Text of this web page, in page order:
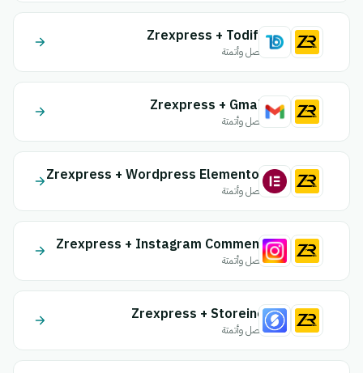
Zrexpress + Todify
اتصل وأتمتة
Zrexpress + Gmail
اتصل وأتمتة
Zrexpress + Wordpress Elementor
اتصل وأتمتة
Zrexpress + Instagram Comment
اتصل وأتمتة
Zrexpress + Storeino
اتصل وأتمتة